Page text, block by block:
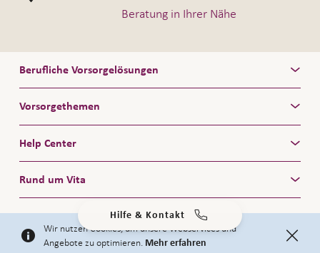
Beratung in Ihrer Nähe
Wir nutzen Cookies, um unsere Webservices und
Angebote zu optimieren. Mehr erfahren
Berufliche Vorsorgelösungen
Vorsorgethemen
Help Center
Rund um Vita
FacebookLinkedInYouTube
Hilfe & Kontakt